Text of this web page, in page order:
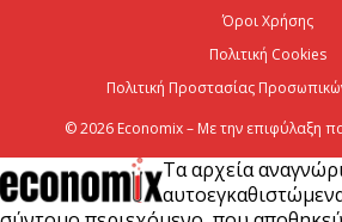
Όροι Χρήσης
Πολιτική Cookies
Πολιτική Προστασίας
© 2026 Economix – Με την επιφύλαξη
Τα αρχεία